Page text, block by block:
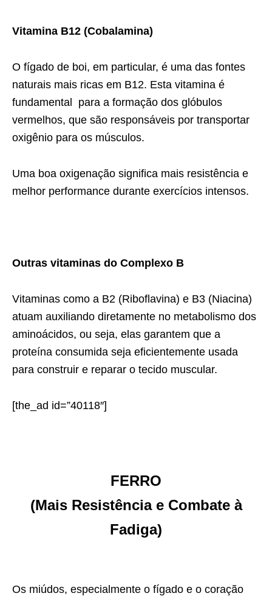
Vitamina B12 (Cobalamina)
O fígado de boi, em particular, é uma das fontes
naturais mais ricas em B12. Esta vitamina é
fundamental para a formação dos glóbulos
vermelhos, que são responsáveis por transportar
oxigênio para os músculos.
Uma boa oxigenação significa mais resistência e
melhor performance durante exercícios intensos.
Outras vitaminas do Complexo B
Vitaminas como a B2 (Riboflavina) e B3 (Niacina)
atuam auxiliando diretamente no metabolismo dos
aminoácidos, ou seja, elas garantem que a
proteína consumida seja eficientemente usada
para construir e reparar o tecido muscular.
[the_ad id=”40118″]
FERRO
(Mais Resistência e Combate à
Fadiga)
Os miúdos, especialmente o fígado e o coração